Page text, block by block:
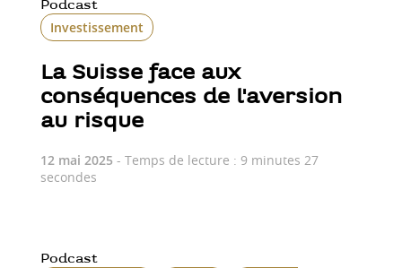
Podcast
Investissement
La Suisse face aux
conséquences de l'aversion
au risque
12 mai 2025 - Temps de lecture : 9 minutes 27
secondes
Podcast